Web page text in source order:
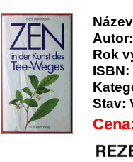
Autor:
Rok
ISBN:
Stav: